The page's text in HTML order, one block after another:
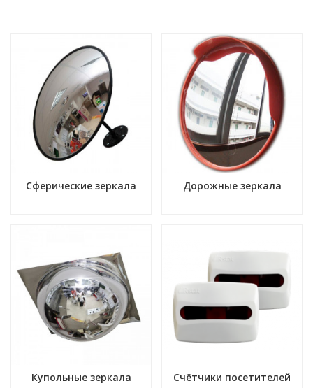
Сферические зеркала Дорожные зеркала
Купольные зеркала Счётчики посетителей